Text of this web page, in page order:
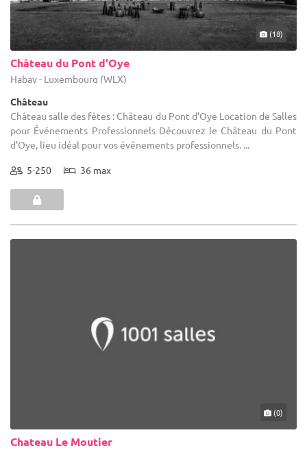
(18)
Château du Pont d'Oye
Habay - Luxembourg (WLX)
Château
Château salle des fêtes : Château du Pont d’Oye Location de Salles
pour Événements Professionnels Découvrez le Château du Pont
d’Oye, lieu idéal pour vos événements professionnels. ...
5-250 36 max
(0)
Chateau Le Moutier